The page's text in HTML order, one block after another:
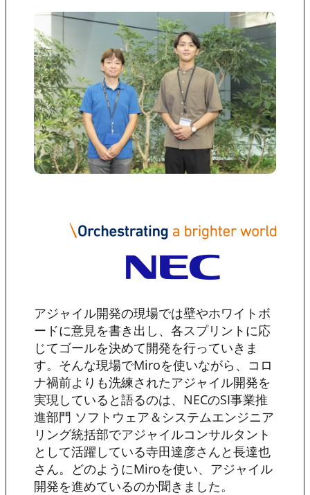
アジャイル開発の現場では壁やホワイトボ
ードに意見を書き出し、各スプリントに応
じてゴールを決めて開発を行っていきま
す。そんな現場でMiroを使いながら、コロ
ナ禍前よりも洗練されたアジャイル開発を
実現していると語るのは、NECのSI事業推
進部門 ソフトウェア＆システムエンジニア
リング統括部でアジャイルコンサルタント
として活躍している寺田達彦さんと長達也
さん。どのようにMiroを使い、アジャイル
開発を進めているのか聞きました。